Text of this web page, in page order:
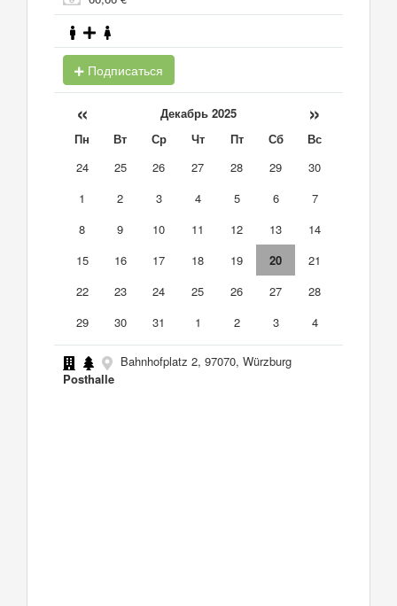
Подписаться
« Декабрь 2025 »
Пн Вт Ср Чт Пт Сб
Вс
24
25 26 27 28 29
30
1
2 3 4 5 6
7
8
9 10 11 12 13
14
15
16 17 18 19 20
21
22
23 24 25 26 27
28
29
30 31 1 2 3 4
Bahnhofplatz 2, 97070, Würzburg
Posthalle